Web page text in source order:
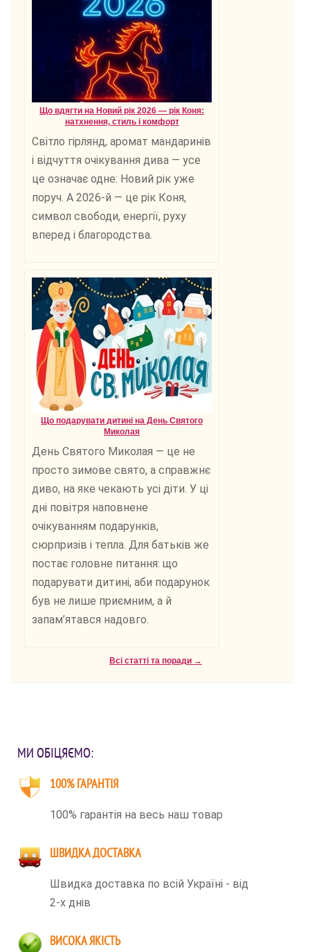
Що вдягти на Новий рік 2026 — рік Коня:
натхнення, стиль і комфорт
Світло гірлянд, аромат мандаринів
і відчуття очікування дива — усе
це означає одне: Новий рік уже
поруч. А 2026-й — це рік Коня,
символ свободи, енергії, руху
вперед і благородства.
Що подарувати дитині на День Святого
Миколая
День Святого Миколая — це не
просто зимове свято, а справжнє
диво, на яке чекають усі діти. У ці
дні повітря наповнене
очікуванням подарунків,
сюрпризів і тепла. Для батьків же
постає головне питання: що
подарувати дитині, аби подарунок
був не лише приємним, а й
запам’ятався надовго.
Всі статті та поради →
МИ ОБІЦЯЄМО:
100% ГАРАНТІЯ
100% гарантія на весь наш товар
ШВИДКА ДОСТАВКА
Швидка доставка по всій Україні - від
2-х днів
ВИСОКА ЯКІСТЬ